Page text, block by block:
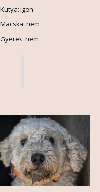
Kutya: igen
Macska: nem
Gyerek: nem